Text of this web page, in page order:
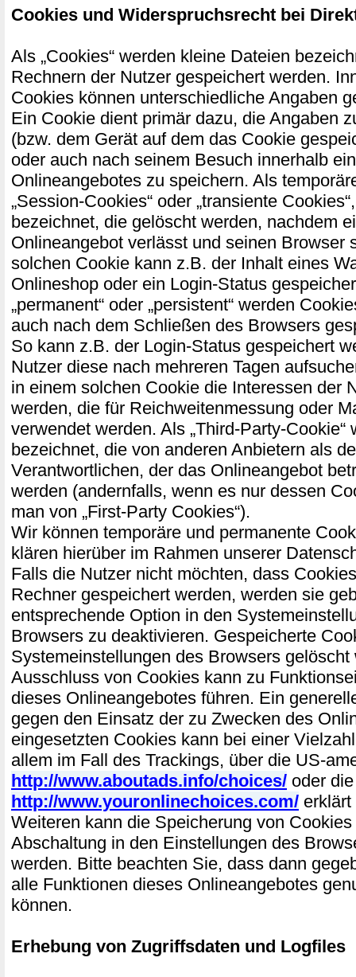
Cookies und Widerspruchsrecht bei
Als „Cookies“ werden kleine Dateien
Rechnern der Nutzer gespeichert werden.
Cookies können unterschiedliche Angaben
Ein Cookie dient primär dazu, die Angaben
(bzw. dem Gerät auf dem das Cookie
oder auch nach seinem Besuch innerhalb
Onlineangebotes zu speichern. Als
„Session-Cookies“ oder „transiente
bezeichnet, die gelöscht werden, nachdem
Onlineangebot verlässt und seinen Browser
solchen Cookie kann z.B. der Inhalt eines
Onlineshop oder ein Login-Status
„permanent“ oder „persistent“ werden
auch nach dem Schließen des Browsers
So kann z.B. der Login-Status gespeichert
Nutzer diese nach mehreren Tagen
in einem solchen Cookie die Interessen der
werden, die für Reichweitenmessung oder
verwendet werden. Als „Third-Party-Cookie“
bezeichnet, die von anderen Anbietern als
Verantwortlichen, der das Onlineangebot
werden (andernfalls, wenn es nur dessen
man von „First-Party Cookies“).
Wir können temporäre und permanente
klären hierüber im Rahmen unserer
Falls die Nutzer nicht möchten, dass
Rechner gespeichert werden, werden sie
entsprechende Option in den
Browsers zu deaktivieren. Gespeicherte
Systemeinstellungen des Browsers gelöscht
Ausschluss von Cookies kann zu
dieses Onlineangebotes führen. Ein
gegen den Einsatz der zu Zwecken des
eingesetzten Cookies kann bei einer
allem im Fall des Trackings, über die US-
http://www.aboutads.info/choices/ oder
http://www.youronlinechoices.com/
Weiteren kann die Speicherung von
Abschaltung in den Einstellungen des
werden. Bitte beachten Sie, dass dann
alle Funktionen dieses Onlineangebotes
können.
Erhebung von Zugriffsdaten und Logfiles